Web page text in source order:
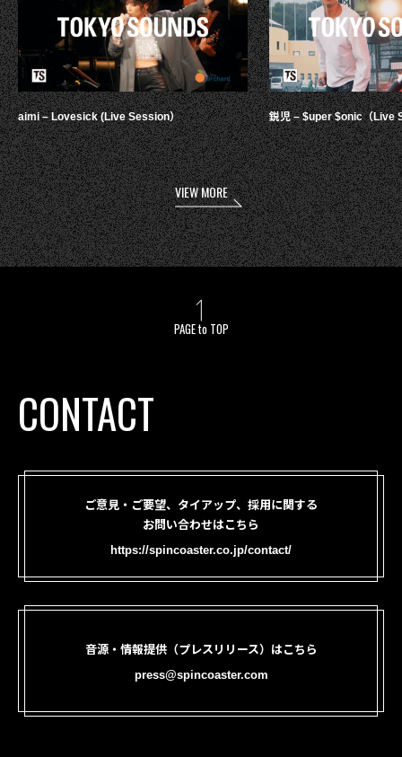
aimi – Lovesick (Live Session） 鋭児 – $uper $onic（Live
VIEW MORE
PAGE to TOP
CONTACT
ご意見・ご要望、タイアップ、採用に関する
お問い合わせはこちら
https://spincoaster.co.jp/contact/
音源・情報提供（プレスリリース）はこちら
press@spincoaster.com